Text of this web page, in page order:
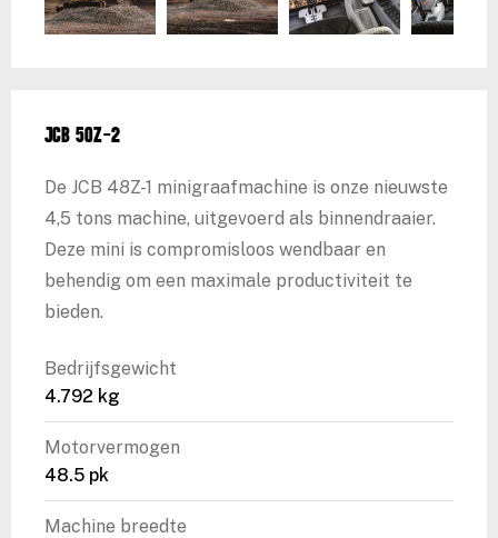
JCB 50Z-2
De JCB 48Z-1 minigraafmachine is onze nieuwste
4,5 tons machine, uitgevoerd als binnendraaier.
Deze mini is compromisloos wendbaar en
behendig om een maximale productiviteit te
bieden.
Bedrijfsgewicht
4.792 kg
Motorvermogen
48.5 pk
Machine breedte